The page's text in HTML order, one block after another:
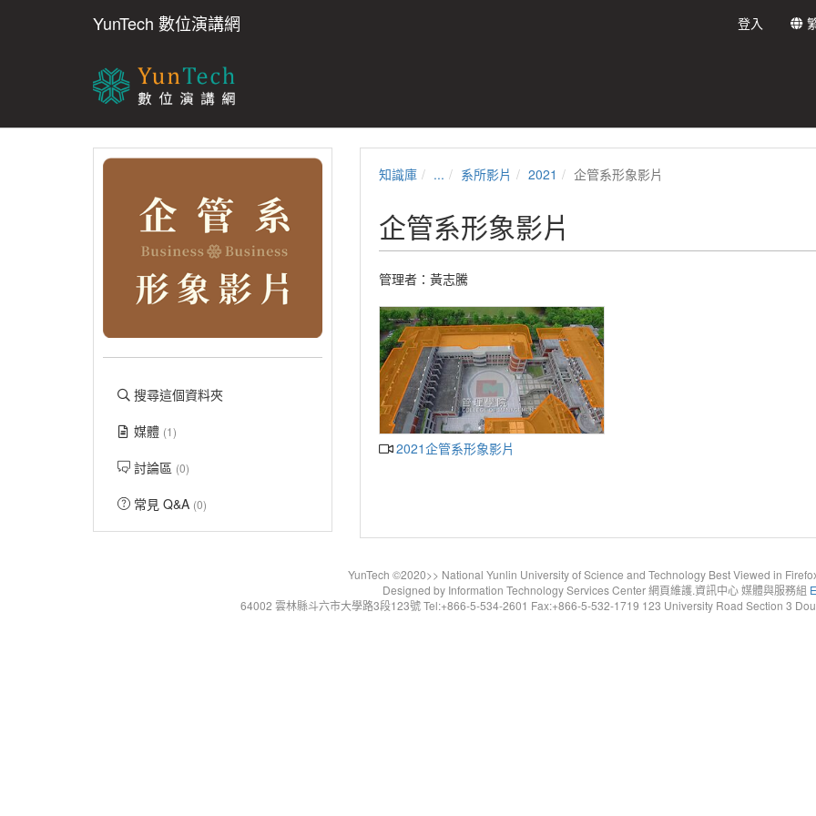
YunTech 數位演講網 登入
搜尋這個資料夾
媒體 (1)
討論區 (0)
常見 Q&A (0)
知識庫 ... 系所影片 2021 企管系形象影片
企管系形象影片
管理者：黃志騰
2021企管系形象影片
YunTech ©2020>> National Yunlin University of Science and Technology Best Viewed in
Designed by Information Technology Services Center 網頁維護.資訊中心 媒體與服務組
64002 雲林縣斗六市大學路3段123號 Tel:+866-5-534-2601 Fax:+866-5-532-1719 123 University Road Section 3